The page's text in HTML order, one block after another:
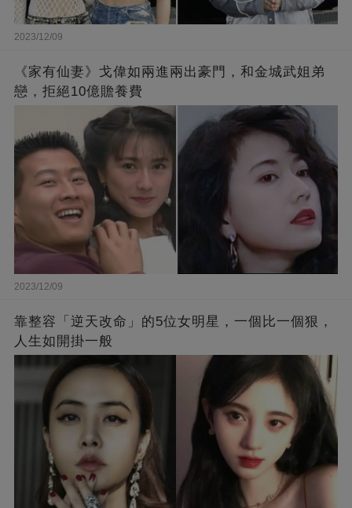
2023/12/09
《家有仙妻》戈偉如兩進兩出豪門，和金城武姐弟
戀，拒絕10億贍養費
2023/12/09
靠整容「逆天改命」的5位女明星，一個比一個狠，
人生如開掛一般